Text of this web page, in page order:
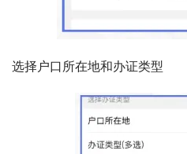
选择户口所在地和办证类型